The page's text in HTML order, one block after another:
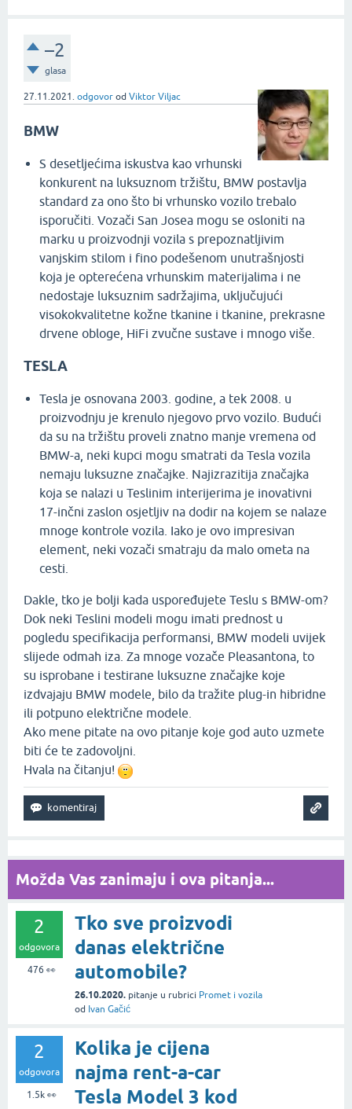
–2
glasa
27.11.2021. odgovor od Viktor Viljac
BMW
S desetljećima iskustva kao vrhunski
konkurent na luksuznom tržištu, BMW postavlja
standard za ono što bi vrhunsko vozilo trebalo
isporučiti. Vozači San Josea mogu se osloniti na
marku u proizvodnji vozila s prepoznatljivim
vanjskim stilom i fino podešenom unutrašnjosti
koja je opterećena vrhunskim materijalima i ne
nedostaje luksuznim sadržajima, uključujući
visokokvalitetne kožne tkanine i tkanine, prekrasne
drvene obloge, HiFi zvučne sustave i mnogo više.
TESLA
Tesla je osnovana 2003. godine, a tek 2008. u
proizvodnju je krenulo njegovo prvo vozilo. Budući
da su na tržištu proveli znatno manje vremena od
BMW-a, neki kupci mogu smatrati da Tesla vozila
nemaju luksuzne značajke. Najizrazitija značajka
koja se nalazi u Teslinim interijerima je inovativni
17-inčni zaslon osjetljiv na dodir na kojem se nalaze
mnoge kontrole vozila. Iako je ovo impresivan
element, neki vozači smatraju da malo ometa na
cesti.
Dakle, tko je bolji kada uspoređujete Teslu s BMW-om?
Dok neki Teslini modeli mogu imati prednost u
pogledu specifikacija performansi, BMW modeli uvijek
slijede odmah iza. Za mnoge vozače Pleasantona, to
su isprobane i testirane luksuzne značajke koje
izdvajaju BMW modele, bilo da tražite plug-in hibridne
ili potpuno električne modele.
Ako mene pitate na ovo pitanje koje god auto uzmete
biti će te zadovoljni.
Hvala na čitanju!
Možda Vas zanimaju i ova pitanja...
2
odgovora
476 👀
Tko sve proizvodi
danas električne
automobile?
26.10.2020. pitanje u rubrici Promet i vozila
od Ivan Gačić
2
odgovora
1.5k👀
Kolika je cijena
najma rent-a-car
Tesla Model 3 kod